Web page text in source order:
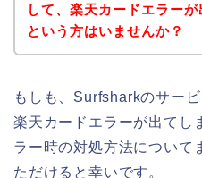
して、楽天カードエラーが
という方はいませんか？
もしも、Surfsharkのサー
楽天カードエラーが出てし
ラー時の対処方法について
ただけると幸いです。